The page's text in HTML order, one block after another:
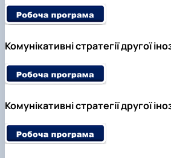
Комунікативні стратегії другої
Комунікативні стратегії другої